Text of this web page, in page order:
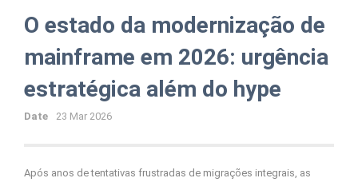
O estado da modernização de
mainframe em 2026: urgência
estratégica além do hype
Date 23 Mar 2026
Após anos de tentativas frustradas de migrações integrais, as